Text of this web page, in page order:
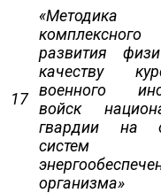
17
«Методика
комплексного
развития
качеству
военного
войск
гвардии на
систем
организма»